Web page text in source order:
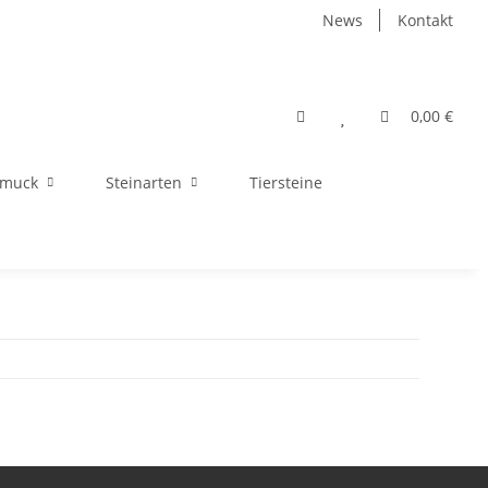
News Kontakt
0,00 €
Steinarten Tiersteine